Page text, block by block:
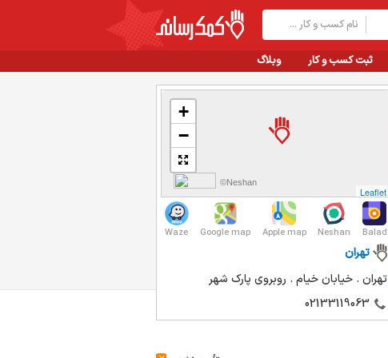
وبلاگ ثبت کسب و کار
+
−
Leaflet
©Neshan
Balad
Neshan
Apple map
Google map
Waze
تهران
تهران . خیابان خیام . روبروی پارک شهر
02133119063